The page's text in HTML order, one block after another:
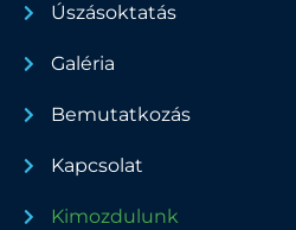
Úszásoktatás
Galéria
Bemutatkozás
Kapcsolat
Kimozdulunk